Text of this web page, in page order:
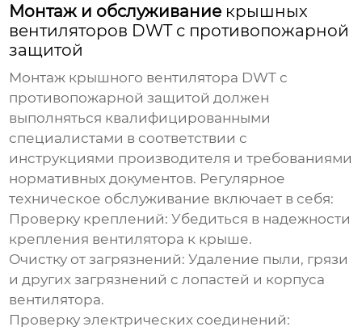
Монтаж и обслуживание крышных
вентиляторов DWT с противопожарной
защитой
Монтаж крышного вентилятора DWT с
противопожарной защитой должен
выполняться квалифицированными
специалистами в соответствии с
инструкциями производителя и требованиями
нормативных документов. Регулярное
техническое обслуживание включает в себя:
Проверку креплений: Убедиться в надежности
крепления вентилятора к крыше.
Очистку от загрязнений: Удаление пыли, грязи
и других загрязнений с лопастей и корпуса
вентилятора.
Проверку электрических соединений: